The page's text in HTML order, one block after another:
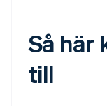
Så här
till